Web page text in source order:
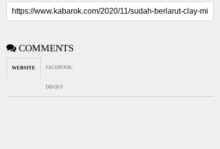
COMMENTS
WEBSITE FACEBOOK:
DISQUS